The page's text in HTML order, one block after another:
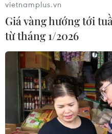
04/08/2026 22:43
Động đất tại Venezuela:
thiệt mạng đã tăng lên
người
04/08/2026 10:17
vietnamplus.vn
Giá vàng hướng tới
từ tháng 1/2026